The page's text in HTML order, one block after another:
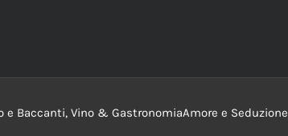
e Baccanti, Vino & GastronomiaAmore e Seduzione